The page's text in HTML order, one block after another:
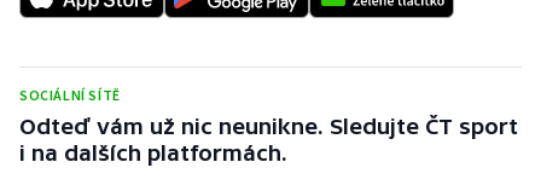
Volejbal
Ostatní
SOCIÁLNÍ SÍTĚ
Odteď vám už nic neunikne. Sledujte ČT sport
i na dalších platformách.